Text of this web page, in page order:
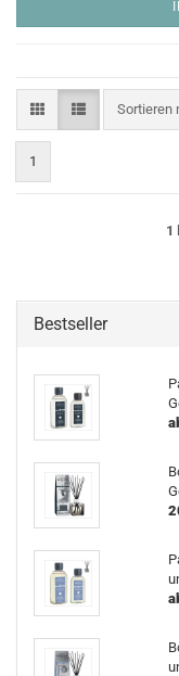
Sortieren
Sortieren
1
1
Bestseller